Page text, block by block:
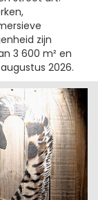
zijn
3 600 m² en
2026.